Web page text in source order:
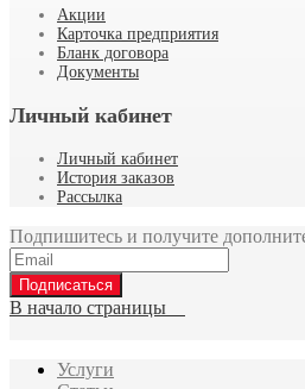
Акции
Карточка предприятия
Бланк договора
Документы
Личный кабинет
Личный кабинет
История заказов
Рассылка
Подпишитесь и получите
Подписаться
В начало страницы
Услуги